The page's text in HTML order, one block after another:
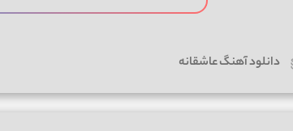
دانلود آهنگ عاشقانه